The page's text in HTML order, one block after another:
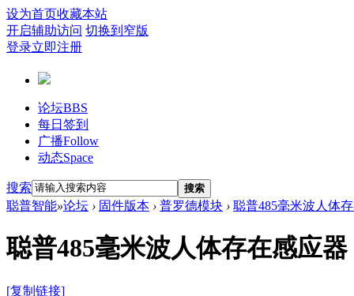
设为首页收藏本站
开启辅助访问 切换到窄版
登录立即注册
论坛BBS
每日签到
广播Follow
动态Space
搜索 搜索
聪普智能»论坛 › 固件版本 › 普罗德模块 › 聪普485毫米波人体
聪普485毫米波人体存在感应
[复制链接]